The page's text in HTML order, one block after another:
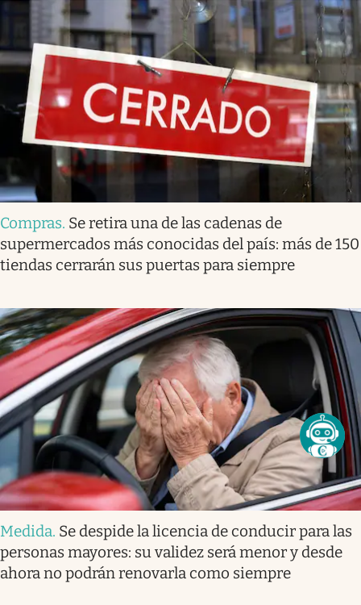
Compras. Se retira una de las cadenas de
supermercados más conocidas del país: más de 150
tiendas cerrarán sus puertas para siempre
Medida. Se despide la licencia de conducir para las
personas mayores: su validez será menor y desde
ahora no podrán renovarla como siempre